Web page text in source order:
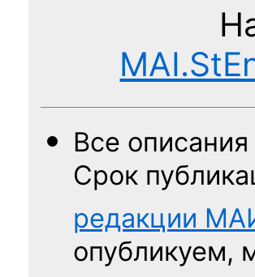
Все
Срок
редакции